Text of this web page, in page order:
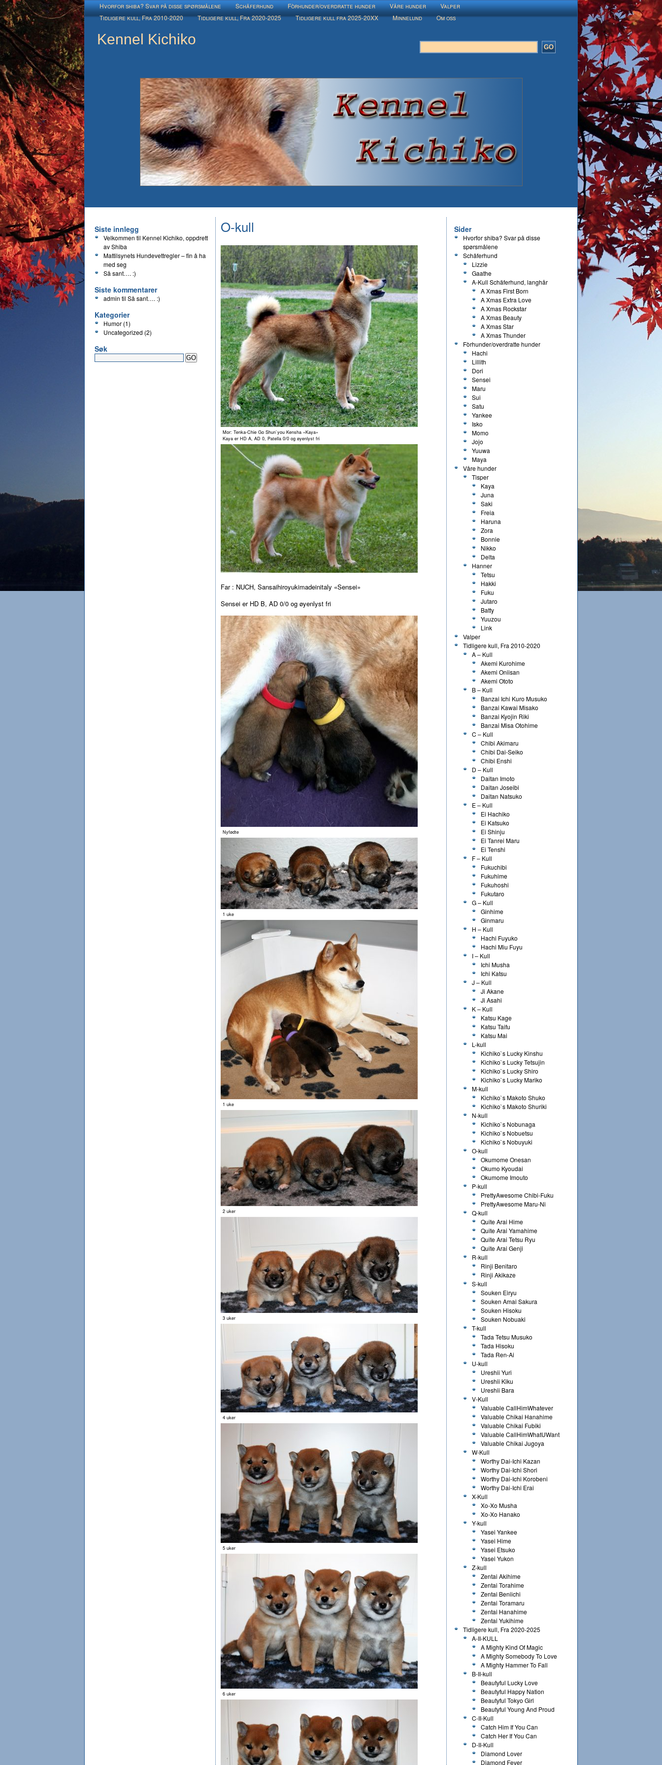
Hvorfor shiba? Svar på disse spørsmålene Schäferhund Fòrhunder/overdratte hunder Våre hunder
Valper
Tidligere kull, Fra 2010-2020
Tidligere kull, Fra 2020-2025 Tidligere kull fra 2025-20XX Minnelund Om oss
Kennel Kichiko
O-kull
Mor: Tenka-Chie Go Shun`you Kensha «Kaya»
Kaya er HD A, AD 0, Patella 0/0 og øyenlyst fri
Far : NUCH, Sansaihiroyukimadeinitaly «Sensei»
Sensei er HD B, AD 0/0 og øyenlyst fri
Nyfødte
1 uke
1 uke
2 uker
3 uker
4 uker
5 uker
6 uker
Siste innlegg
Velkommen til Kennel Kichiko, oppdrett
av Shiba
Mattilsynets Hundevettregler – fin å ha
med seg
Så sant…. :)
Siste kommentarer
admin til Så sant…. :)
Kategorier
Humor (1)
Uncategorized (2)
Søk
Sider
Hvorfor shiba? Svar på disse
spørsmålene
Schäferhund
Lizzie
Gaathe
A-Kull Schäferhund, langhår
A Xmas First Born
A Xmas Extra Love
A Xmas Rockstar
A Xmas Beauty
A Xmas Star
A Xmas Thunder
Fòrhunder/overdratte hunder
Hachi
Lillith
Dori
Sensei
Maru
Sui
Satu
Yankee
Isko
Momo
Jojo
Yuuwa
Maya
Våre hunder
Tisper
Kaya
Juna
Saki
Freia
Haruna
Zora
Bonnie
Nikko
Delta
Hanner
Tetsu
Hakki
Fuku
Jutaro
Batty
Yuuzou
Link
Valper
Tidligere kull, Fra 2010-2020
A – Kull
Akemi Kurohime
Akemi Oniisan
Akemi Ototo
B – Kull
Banzai Ichi Kuro Musuko
Banzai Kawai Misako
Banzai Kyojin Riki
Banzai Misa Otohime
C – Kull
Chibi Akimaru
Chibi Dai-Seiko
Chibi Enshi
D – Kull
Daitan Imoto
Daitan Joseibi
Daitan Natsuko
E – Kull
Ei Hachiko
Ei Katsuko
Ei Shinju
Ei Tanrei Maru
Ei Tenshi
F – Kull
Fukuchibi
Fukuhime
Fukuhoshi
Fukutaro
G – Kull
Ginhime
Ginmaru
H – Kull
Hachi Fuyuko
Hachi Miu Fuyu
I – Kull
Ichi Musha
Ichi Katsu
J – Kull
Ji Akane
Ji Asahi
K – Kull
Katsu Kage
Katsu Taifu
Katsu Mai
L-kull
Kichiko`s Lucky Kinshu
Kichiko`s Lucky Tetsujin
Kichiko`s Lucky Shiro
Kichiko`s Lucky Mariko
M-kull
Kichiko`s Makoto Shuko
Kichiko`s Makoto Shuriki
N-kull
Kichiko`s Nobunaga
Kichiko`s Nobuetsu
Kichiko`s Nobuyuki
O-kull
Okumome Onesan
Okumo Kyoudai
Okumome Imouto
P-kull
PrettyAwesome Chibi-Fuku
PrettyAwesome Maru-Ni
Q-kull
Quite Arai Hime
Quite Arai Yamahime
Quite Arai Tetsu Ryu
Quite Arai Genji
R-kull
Rinji Benitaro
Rinji Akikaze
S-kull
Souken Eiryu
Souken Amai Sakura
Souken Hisoku
Souken Nobuaki
T-kull
Tada Tetsu Musuko
Tada Hisoku
Tada Ren-Ai
U-kull
Ureshii Yuri
Ureshii Kiku
Ureshii Bara
V-Kull
Valuable CallHimWhatever
Valuable Chikai Hanahime
Valuable Chikai Fubiki
Valuable CallHimWhatUWant
Valuable Chikai Jugoya
W-Kull
Worthy Dai-Ichi Kazan
Worthy Dai-Ichi Shori
Worthy Dai-Ichi Korobeni
Worthy Dai-Ichi Erai
X-Kull
Xo-Xo Musha
Xo-Xo Hanako
Y-kull
Yasei Yankee
Yasei Hime
Yasei Etsuko
Yasei Yukon
Z-kull
Zentai Akihime
Zentai Torahime
Zentai Beniichi
Zentai Toramaru
Zentai Hanahime
Zentai Yukihime
Tidligere kull, Fra 2020-2025
A-II-KULL
A Mighty Kind Of Magic
A Mighty Somebody To Love
A Mighty Hammer To Fall
B-II-kull
Beautyful Lucky Love
Beautyful Happy Nation
Beautyful Tokyo Girl
Beautyful Young And Proud
C-II-Kull
Catch Him If You Can
Catch Her If You Can
D-II-Kull
Diamond Lover
Diamond Fever